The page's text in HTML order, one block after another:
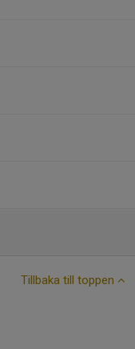
Tillbaka till toppen